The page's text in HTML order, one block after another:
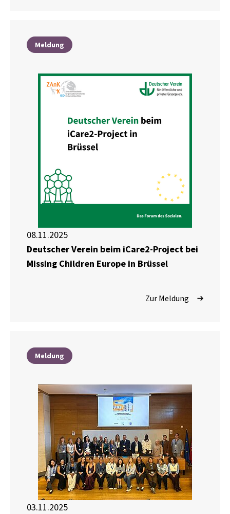
Meldung
08.11.2025
Deutscher Verein beim iCare2-Project bei
Missing Children Europe in Brüssel
Zur Meldung
Meldung
03.11.2025